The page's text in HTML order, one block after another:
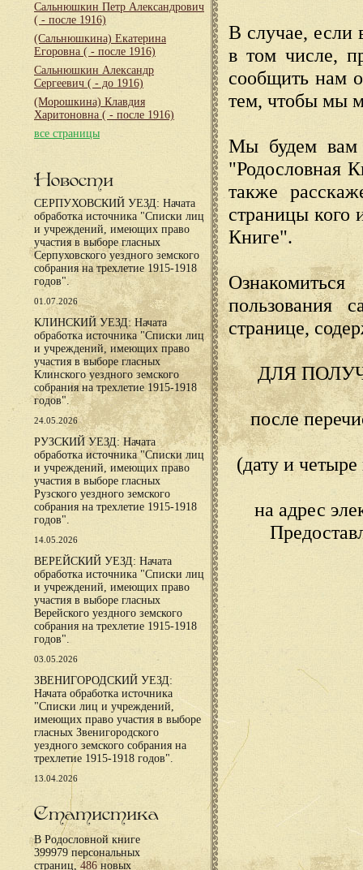
Сальнюшкин Петр Александрович
( - после 1916)
(Сальнюшкина) Екатерина
Егоровна ( - после 1916)
Сальнюшкин Александр
Сергеевич ( - до 1916)
(Морошкина) Клавдия
Харитоновна ( - после 1916)
все страницы
Новости
СЕРПУХОВСКИЙ УЕЗД: Начата
обработка источника "Списки лиц
и учреждений, имеющих право
участия в выборе гласных
Серпуховского уездного земского
собрания на трехлетие 1915-1918
годов".
01.07.2026
КЛИНСКИЙ УЕЗД: Начата
обработка источника "Списки лиц
и учреждений, имеющих право
участия в выборе гласных
Клинского уездного земского
собрания на трехлетие 1915-1918
годов".
24.05.2026
РУЗСКИЙ УЕЗД: Начата
обработка источника "Списки лиц
и учреждений, имеющих право
участия в выборе гласных
Рузского уездного земского
собрания на трехлетие 1915-1918
годов".
14.05.2026
ВЕРЕЙСКИЙ УЕЗД: Начата
обработка источника "Списки лиц
и учреждений, имеющих право
участия в выборе гласных
Верейского уездного земского
собрания на трехлетие 1915-1918
годов".
03.05.2026
ЗВЕНИГОРОДСКИЙ УЕЗД:
Начата обработка источника
"Списки лиц и учреждений,
имеющих право участия в выборе
гласных Звенигородского
уездного земского собрания на
трехлетие 1915-1918 годов".
13.04.2026
Статистика
В Родословной книге
399979 персональных
страниц,486новых
В случае, если
в том числе,
сообщить нам
тем, чтобы мы
Мы будем вам
"Родословная
также
страницы кого
Книге".
пользования
странице,
ДЛЯ
после
(дату и
на адрес